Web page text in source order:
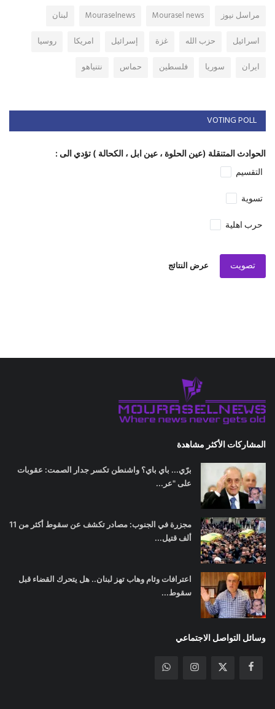
مراسل نيوز Mourasel news
Mouraselnews
لبنان
اسرائيل
حزب الله غزة إسرائيل امريكا
روسيا
ايران
سوريا فلسطين حماس نتنياهو
VOTING POLL
الحوادث المتنقلة (عين الحلوة ، عين ابل ، الكحالة ) تؤدي الى :
التقسيم
تسوية
حرب اهلية
تصويت عرض النتائج
المشاركات الأكثر مشاهدة
برّي... باي باي؟ واشنطن تكسر جدار الصمت: عقوبات
على "عر...
مجزرة في الجنوب: مصادر تكشف عن سقوط أكثر من 11
ألف قتيل...
اعترافات وئام وهاب تهز لبنان.. هل يتحرك القضاء قبل
سقوط...
وسائل التواصل الاجتماعي